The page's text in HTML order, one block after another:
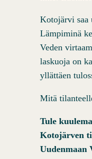
Kotojärvi saa
Lämpiminä
Veden
laskuoja on
yllättäen
Mitä
Tule
Kotojärven
Uudenmaan